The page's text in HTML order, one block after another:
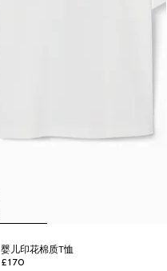
婴儿印花棉质T恤
£170